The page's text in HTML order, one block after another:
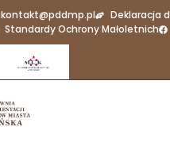
kontakt@pddmp.pl
Deklaracja
Standardy Ochrony Małoletnich